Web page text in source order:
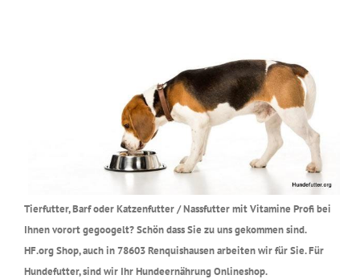
Tierfutter, Barf oder Katzenfutter / Nassfutter mit Vitamine Profi bei
Ihnen vorort gegoogelt? Schön dass Sie zu uns gekommen sind.
HF.org Shop, auch in 78603 Renquishausen arbeiten wir für Sie. Für
Hundefutter, sind wir Ihr Hundeernährung Onlineshop.